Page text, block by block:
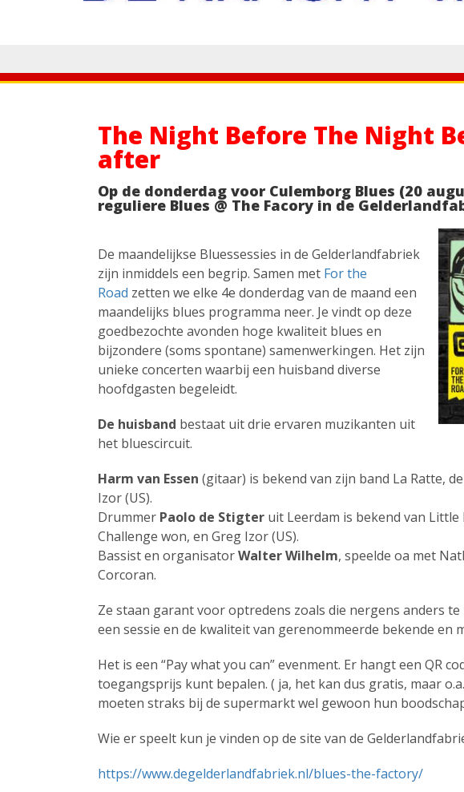
The Night Before The Night
after
Op de donderdag voor Culemborg Blues (20
reguliere Blues @ The Facory in de
De maandelijkse Bluessessies in de Gelderlandfabriek
zijn inmiddels een begrip. Samen met For the
Road zetten we elke 4e donderdag van de maand een
maandelijks blues programma neer. Je vindt op deze
goedbezochte avonden hoge kwaliteit blues en
bijzondere (soms spontane) samenwerkingen. Het zijn
unieke concerten waarbij een huisband diverse
hoofdgasten begeleidt.
De huisband bestaat uit drie ervaren muzikanten uit
het bluescircuit.
Harm van Essen (gitaar) is bekend van zijn band La Ratte,
Izor (US).
Drummer Paolo de Stigter uit Leerdam is bekend van
Challenge won, en Greg Izor (US).
Bassist en organisatorWalter Wilhelm, speelde oa met
Corcoran.
Ze staan garant voor optredens zoals die nergens anders
een sessie en de kwaliteit van gerenommeerde bekende en
Het is een “Pay what you can” evenment. Er hangt een QR
toegangsprijs kunt bepalen. ( ja, het kan dus gratis, maar
moeten straks bij de supermarkt wel gewoon hun
Wie er speelt kun je vinden op de site van de
https://www.degelderlandfabriek.nl/blues-the-factory/